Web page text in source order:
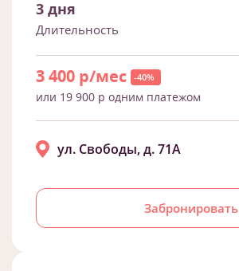
3 дня
Длительность
3 400 р/мес -40%
или 19 900 р одним платежом
Забронировать
ул. Свободы, д. 71А